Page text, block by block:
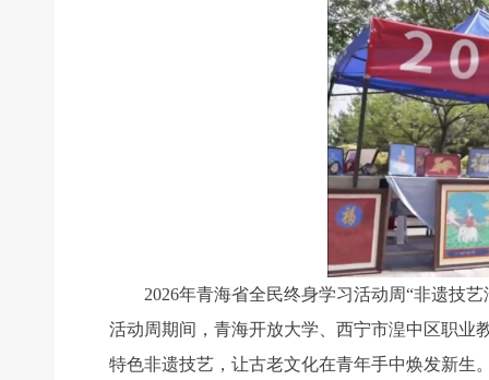
2026年青海省全民终身学习活动周“非遗技艺
活动周期间，青海开放大学、西宁市湟中区职业
特色非遗技艺，让古老文化在青年手中焕发新生